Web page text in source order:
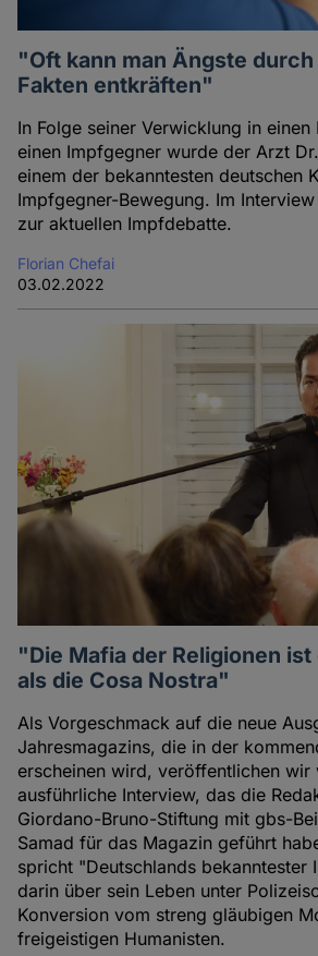
"Oft kann man Ängste durch
Fakten entkräften"
In Folge seiner Verwicklung in einen
einen Impfgegner wurde der Arzt
einem der bekanntesten deutschen
Impfgegner-Bewegung. Im
zur aktuellen Impfdebatte.
Florian Chefai
03.02.2022
"Die Mafia der Religionen
als die Cosa Nostra"
Als Vorgeschmack auf die neue
Jahresmagazins, die in der
erscheinen wird, veröffentlichen wir
ausführliche Interview, das die
Giordano-Bruno-Stiftung mit gbs-
Samad für das Magazin geführt
spricht "Deutschlands bekanntester
darin über sein Leben unter
Konversion vom streng gläubigen
freigeistigen Humanisten.